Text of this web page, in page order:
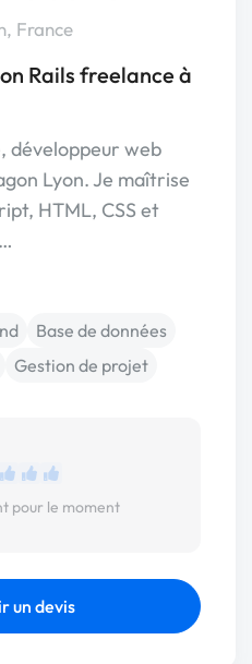
France
Rails freelance à
développeur web
Lyon. Je maîtrise
HTML, CSS et
Base de données
Gestion de projet
pour le moment
un devis